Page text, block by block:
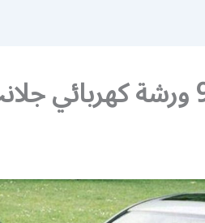
كراج جلانت 99007366 ورشة